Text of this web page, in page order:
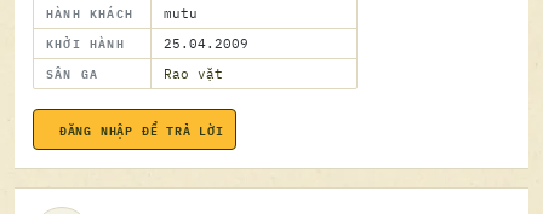
HÀNH KHÁCH mutu
KHỞI HÀNH 25.04.2009
SÂN GA Rao vặt
ĐĂNG NHẬP ĐỂ TRẢ LỜI